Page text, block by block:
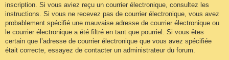
inscription. Si vous aviez reçu un courrier électronique, consultez les
instructions. Si vous ne recevez pas de courrier électronique, vous avez
probablement spécifié une mauvaise adresse de courrier électronique ou
le courrier électronique a été filtré en tant que pourriel. Si vous êtes
certain que l’adresse de courrier électronique que vous avez spécifiée
était correcte, essayez de contacter un administrateur du forum.